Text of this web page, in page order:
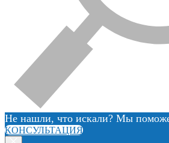
Не нашли, что искали? Мы
КОНСУЛЬТАЦИЯ